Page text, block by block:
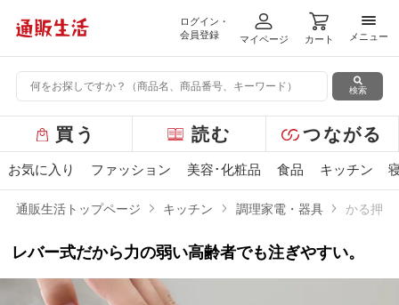
ログイン・
会員登録
マイページ カート
メニ
メニュー
検索
ー
バ
ュ
買う 読む つながる
お気に入り ファッション 美容･化粧品 食品 キッチン
通販生活トップページ キッチン 調理家電・器具 かる押し
レバー式だから力の弱い高齢者でも注ぎやすい。